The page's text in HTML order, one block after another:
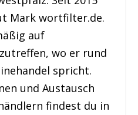
Mark wortfilter.de.
auf
wo er rund
spricht.
und Austausch
findest du in